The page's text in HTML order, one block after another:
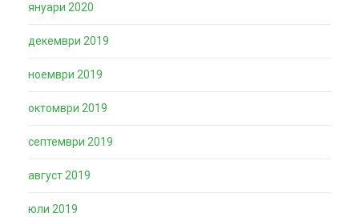
януари 2020
декември 2019
ноември 2019
октомври 2019
септември 2019
август 2019
юли 2019